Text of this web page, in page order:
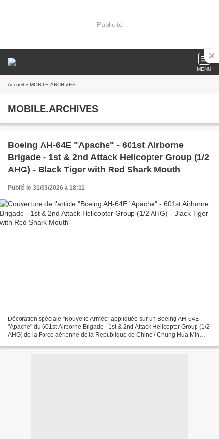
Publicité
MENU
Accueil » MOBILE.ARCHIVES
MOBILE.ARCHIVES
Boeing AH-64E "Apache" - 601st Airborne
Brigade - 1st & 2nd Attack Helicopter Group (1/2
AHG) - Black Tiger with Red Shark Mouth
Publié le 31/03/2026 à 18:11
Décoration spéciale "Nouvelle Armée" appliquée sur un Boeing AH-64E
"Apache" du 601st Airborne Brigade - 1st & 2nd Attack Helicopter Group (1/2
AHG) de la Force aérienne de la Republique de Chine / Chung-Hua Min